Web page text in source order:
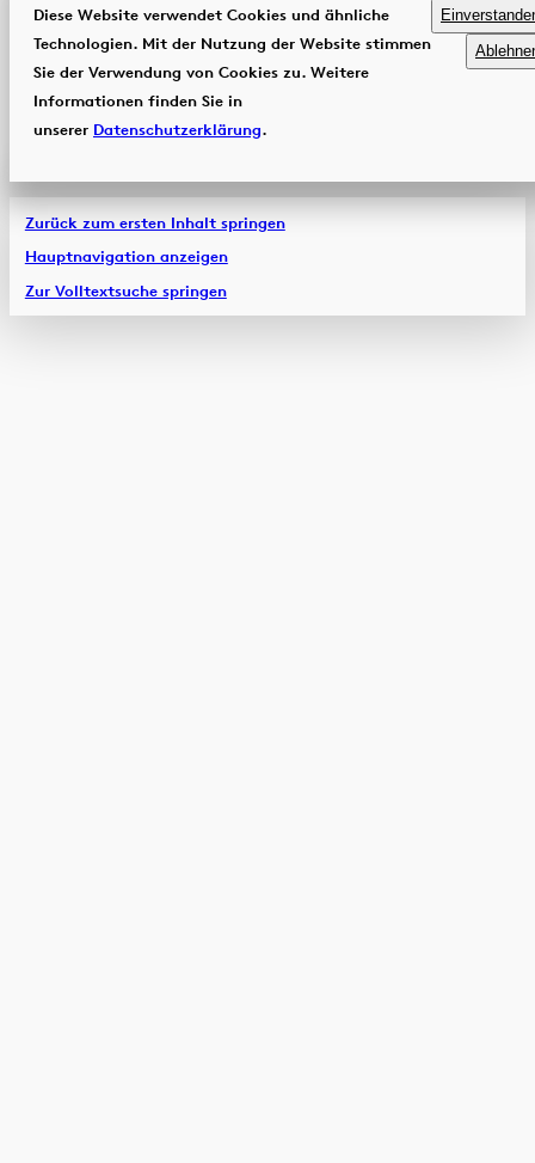
Diese Website verwendet Cookies und ähnliche
Technologien. Mit der Nutzung der Website stimmen
Sie der Verwendung von Cookies zu. Weitere
Informationen finden Sie in
unserer Datenschutzerklärung.
Zurück zum ersten Inhalt springen
Hauptnavigation anzeigen
Zur Volltextsuche springen